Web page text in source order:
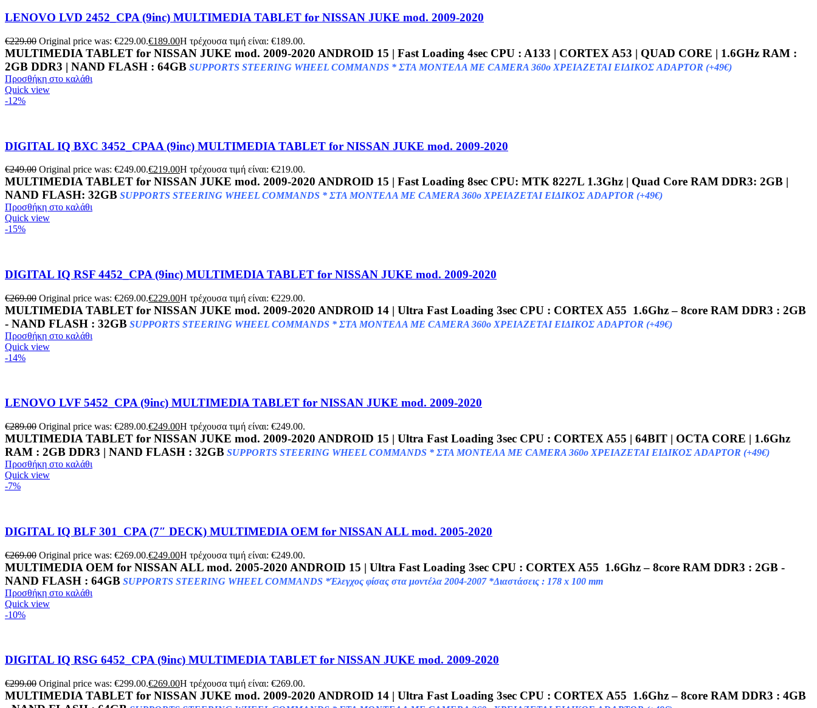
LENOVO LVD 2452_CPA (9inc) MULTIMEDIA TABLET for NISSAN JUKE mod. 2009-2020
€229.00 Original price was: €229.00.€189.00Η τρέχουσα τιμή είναι: €189.00.
MULTIMEDIA TABLET for NISSAN JUKE mod. 2009-2020 ANDROID 15 | Fast Loading 4sec CPU : A133 | CORTEX A53 | QUAD CORE | 1.6GHz RAM :
2GB DDR3 | NAND FLASH : 64GB SUPPORTS STEERING WHEEL COMMANDS * ΣΤΑ ΜΟΝΤΕΛΑ ΜΕ CAMERA 360o ΧΡΕΙΑΖΕΤΑΙ ΕΙΔΙΚOΣ ADAPTOR (+49€)
Προσθήκη στο καλάθι
Quick view
-12%
DIGITAL IQ BXC 3452_CPAA (9inc) MULTIMEDIA TABLET for NISSAN JUKE mod. 2009-2020
€249.00 Original price was: €249.00.€219.00Η τρέχουσα τιμή είναι: €219.00.
MULTIMEDIA TABLET for NISSAN JUKE mod. 2009-2020 ANDROID 15 | Fast Loading 8sec CPU: MTK 8227L 1.3Ghz | Quad Core RAM DDR3: 2GB |
NAND FLASH: 32GB SUPPORTS STEERING WHEEL COMMANDS * ΣΤΑ ΜΟΝΤΕΛΑ ΜΕ CAMERA 360o ΧΡΕΙΑΖΕΤΑΙ ΕΙΔΙΚOΣ ADAPTOR (+49€)
Προσθήκη στο καλάθι
Quick view
-15%
DIGITAL IQ RSF 4452_CPA (9inc) MULTIMEDIA TABLET for NISSAN JUKE mod. 2009-2020
€269.00 Original price was: €269.00.€229.00Η τρέχουσα τιμή είναι: €229.00.
MULTIMEDIA TABLET for NISSAN JUKE mod. 2009-2020 ANDROID 14 | Ultra Fast Loading 3sec CPU : CORTEX A55 1.6Ghz – 8core RAM DDR3 : 2GB
- NAND FLASH : 32GB SUPPORTS STEERING WHEEL COMMANDS * ΣΤΑ ΜΟΝΤΕΛΑ ΜΕ CAMERA 360o ΧΡΕΙΑΖΕΤΑΙ ΕΙΔΙΚOΣ ADAPTOR (+49€)
Προσθήκη στο καλάθι
Quick view
-14%
LENOVO LVF 5452_CPA (9inc) MULTIMEDIA TABLET for NISSAN JUKE mod. 2009-2020
€289.00 Original price was: €289.00.€249.00Η τρέχουσα τιμή είναι: €249.00.
MULTIMEDIA TABLET for NISSAN JUKE mod. 2009-2020 ANDROID 15 | Ultra Fast Loading 3sec CPU : CORTEX A55 | 64BIT | OCTA CORE | 1.6Ghz
RAM : 2GB DDR3 | NAND FLASH : 32GB SUPPORTS STEERING WHEEL COMMANDS * ΣΤΑ ΜΟΝΤΕΛΑ ΜΕ CAMERA 360o ΧΡΕΙΑΖΕΤΑΙ ΕΙΔΙΚOΣ ADAPTOR (+49€)
Προσθήκη στο καλάθι
Quick view
-7%
DIGITAL IQ BLF 301_CPA (7″ DECK) MULTIMEDIA OEM for NISSAN ALL mod. 2005-2020
€269.00 Original price was: €269.00.€249.00Η τρέχουσα τιμή είναι: €249.00.
MULTIMEDIA OEM for NISSAN ALL mod. 2005-2020 ANDROID 15 | Ultra Fast Loading 3sec CPU : CORTEX A55 1.6Ghz – 8core RAM DDR3 : 2GB -
NAND FLASH : 64GB SUPPORTS STEERING WHEEL COMMANDS *Έλεγχος φίσας στα μοντέλα 2004-2007 *Διαστάσεις : 178 x 100 mm
Προσθήκη στο καλάθι
Quick view
-10%
DIGITAL IQ RSG 6452_CPA (9inc) MULTIMEDIA TABLET for NISSAN JUKE mod. 2009-2020
€299.00 Original price was: €299.00.€269.00Η τρέχουσα τιμή είναι: €269.00.
MULTIMEDIA TABLET for NISSAN JUKE mod. 2009-2020 ANDROID 14 | Ultra Fast Loading 3sec CPU : CORTEX A55 1.6Ghz – 8core RAM DDR3 : 4GB